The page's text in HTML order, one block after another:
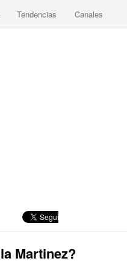
Tendencias Canales
Martinez?